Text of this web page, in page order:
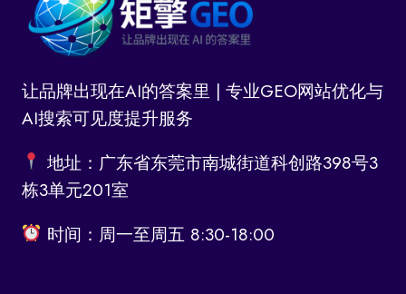
让品牌出现在AI的答案里 | 专业GEO网站优化与
AI搜索可见度提升服务
地址：广东省东莞市南城街道科创路398号3
栋3单元201室
时间：周一至周五 8:30-18:00